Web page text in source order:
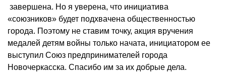
завершена. Но я уверена, что инициатива
«союзников» будет подхвачена общественностью
города. Поэтому не ставим точку, акция вручения
медалей детям войны только начата, инициатором ее
выступил Союз предпринимателей города
Новочеркасска. Спасибо им за их добрые дела.